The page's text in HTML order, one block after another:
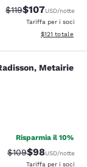
Tariffa di
$119Tariffa
$107USD/notte
Tariffa per i soci
Visualizza i
$121 totale
Metairie
buono. 291 recensioni
Risparmia il 10%
Tariffa di
$109Tariffa
$98USD/notte
Tariffa per i soci